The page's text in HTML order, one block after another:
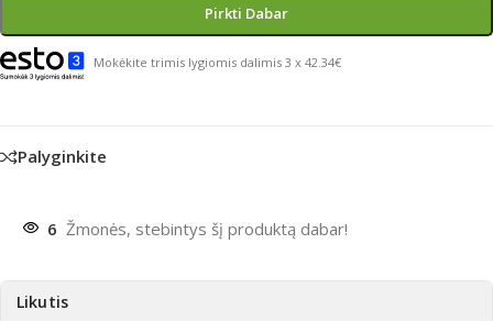
Pirkti Dabar
Mokėkite trimis lygiomis dalimis 3 x 42.34€
Palyginkite
6 Žmonės, stebintys šį produktą dabar!
Likutis